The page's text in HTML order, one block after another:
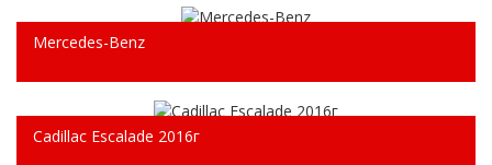
Mercedes-Benz
Cadillac Escalade 2016г